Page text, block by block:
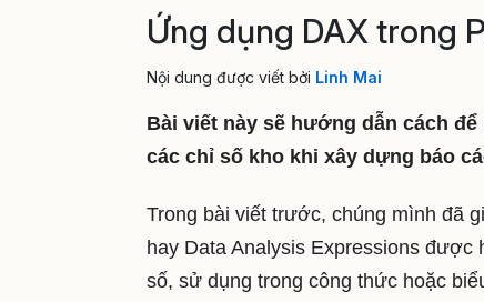
Ứng dụng DAX trong
Nội dung được viết bởi Linh Mai
Bài viết này sẽ hướng dẫn cách
các chỉ số kho khi xây dựng báo
Trong bài viết trước, chúng mình đã
hay Data Analysis Expressions
số, sử dụng trong công thức hoặc